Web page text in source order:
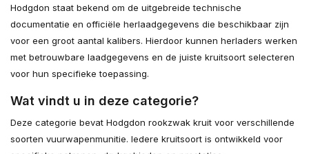
Hodgdon staat bekend om de uitgebreide technische
documentatie en officiële herlaadgegevens die beschikbaar zijn
voor een groot aantal kalibers. Hierdoor kunnen herladers werken
met betrouwbare laadgegevens en de juiste kruitsoort selecteren
voor hun specifieke toepassing.
Wat vindt u in deze categorie?
Deze categorie bevat Hodgdon rookzwak kruit voor verschillende
soorten vuurwapenmunitie. Iedere kruitsoort is ontwikkeld voor